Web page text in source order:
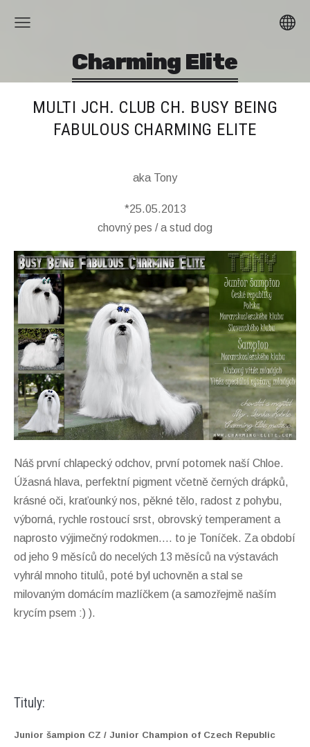
Charming Elite
MULTI JCH. CLUB CH. BUSY BEING
FABULOUS CHARMING ELITE
aka Tony
*25.05.2013
chovný pes / a stud dog
Náš první chlapecký odchov, první potomek naší Chloe.
Úžasná hlava, perfektní pigment včetně černých drápků,
krásné oči, kraťounký nos, pěkné tělo, radost z pohybu,
výborná, rychle rostoucí srst, obrovský temperament a
naprosto výjimečný rodokmen.... to je Toníček. Za období
od jeho 9 měsíců do necelých 13 měsíců na výstavách
vyhrál mnoho titulů, poté byl uchovněn a stal se
milovaným domácím mazlíčkem (a samozřejmě naším
krycím psem :) ).
Tituly:
Junior šampion CZ / Junior Champion of Czech Republic